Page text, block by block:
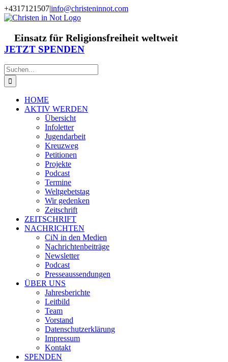
Zum
Inhalt
+4317121507|info@christeninnot.com
Facebook
Instagram
X
Spenden
Newsletter
Einsatz für Religionsfreiheit weltweit
JETZT SPENDEN
Suche
nach:
HOME
AKTIV WERDEN
Übersicht
Infoletter
Jugendarbeit
Kreuzweg
Petitionen
Projekte
Podcast
Termine
Weltgebetstag
Wir gedenken
Zeitschrift
ZEITSCHRIFT
NACHRICHTEN
CiN in den Medien
Nachrichtenbeiträge
Newsletter
Podcast
Presseaussendungen
ÜBER UNS
Jahresberichte
Leitbild
Team
Vorstand
Datenschutzerklärung
Impressum
Kontakt
SPENDEN